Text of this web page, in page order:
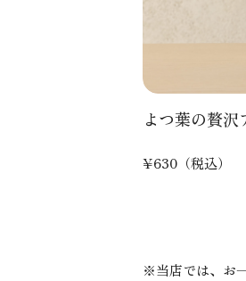
よつ葉の贅
¥630（税込）
当店では、お